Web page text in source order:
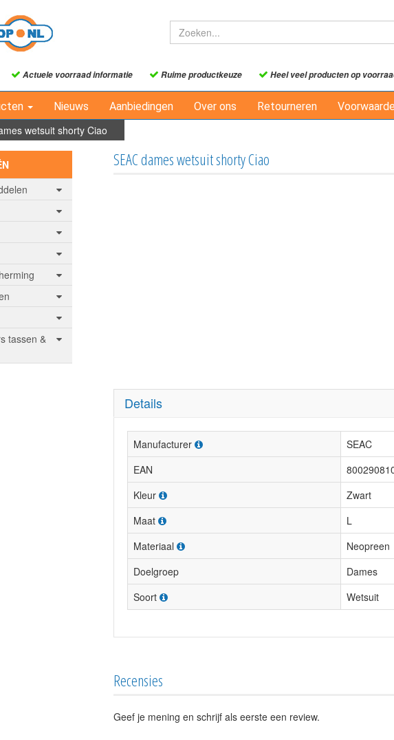
Actuele voorraad informatie Ruime productkeuze Heel veel producten op
Nieuws Aanbiedingen Over ons Retourneren
wetsuit shorty Ciao
tassen &
SEAC dames wetsuit shorty Ciao
Details
Manufacturer
SEAC
EAN
Kleur
Zwart
Maat
L
Materiaal
Neopreen
Doelgroep
Dames
Soort
Wetsuit
Recensies
Geef je mening en schrijf als eerste een review.